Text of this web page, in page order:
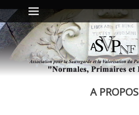
Menu principal
Aller
au
contenu
A PROPOS